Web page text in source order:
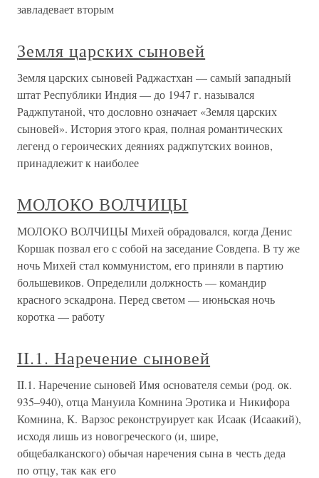
завладевает вторым
Земля царских сыновей
Земля царских сыновей Раджастхан — самый западный
штат Республики Индия — до 1947 г. назывался
Раджпутаной, что дословно означает «Земля царских
сыновей». История этого края, полная романтических
легенд о героических деяниях раджпутских воинов,
принадлежит к наиболее
МОЛОКО ВОЛЧИЦЫ
МОЛОКО ВОЛЧИЦЫ Михей обрадовался, когда Денис
Коршак позвал его с собой на заседание Совдепа. В ту же
ночь Михей стал коммунистом, его приняли в партию
большевиков. Определили должность — командир
красного эскадрона. Перед светом — июньская ночь
коротка — работу
II.1. Наречение сыновей
II.1. Наречение сыновей Имя основателя семьи (род. ок.
935–940), отца Мануила Комнина Эротика и Никифора
Комнина, К. Варзос реконструирует как Исаак (Исаакий),
исходя лишь из новогреческого (и, шире,
общебалканского) обычая наречения сына в честь деда
по отцу, так как его